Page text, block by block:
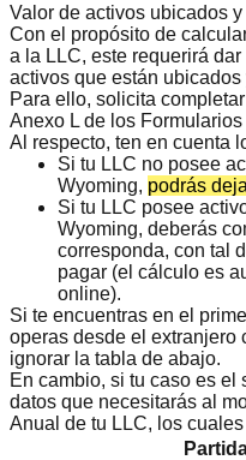
Valor de activos ubicados
Con el propósito de
a la LLC, este requerirá
activos que están
Para ello, solicita
Anexo L de los
Al respecto, ten en cuenta
Si tu LLC no posee
Wyoming, podrás
Si tu LLC posee
Wyoming, deberás
corresponda, con tal
pagar (el cálculo es
online).
Si te encuentras en el
operas desde el extranjero
ignorar la tabla de abajo.
En cambio, si tu caso es
datos que necesitarás al
Anual de tu LLC, los